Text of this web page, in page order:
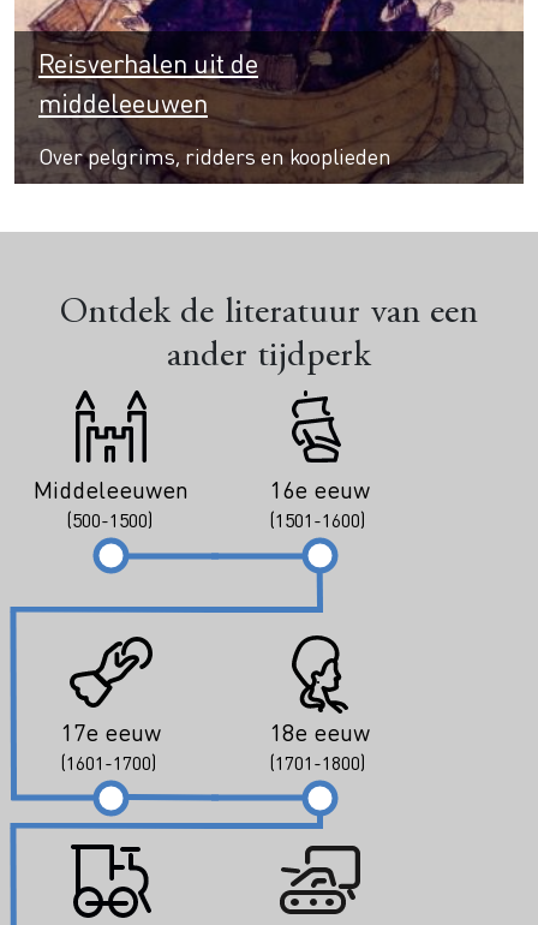
Reisverhalen uit de
middeleeuwen
Over pelgrims, ridders en kooplieden
Ontdek de literatuur van een
ander tijdperk
Middeleeuwen
(500-1500)
16e eeuw
(1501-1600)
17e eeuw
(1601-1700)
18e eeuw
(1701-1800)